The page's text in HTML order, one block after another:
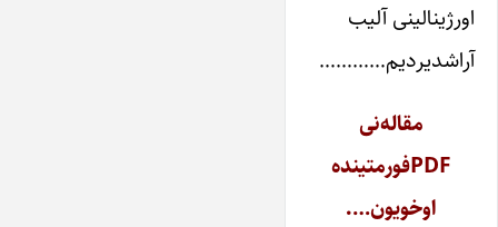
اورژینالینی آلیب
آراشدیردیم…………
مقاله‌نی
PDFفورمتینده
اوخویون….